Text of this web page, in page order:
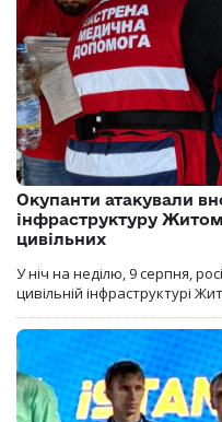
Окупанти атакували
інфраструктуру
цивільних
У ніч на неділю, 9 серпня,
цивільній інфраструктурі